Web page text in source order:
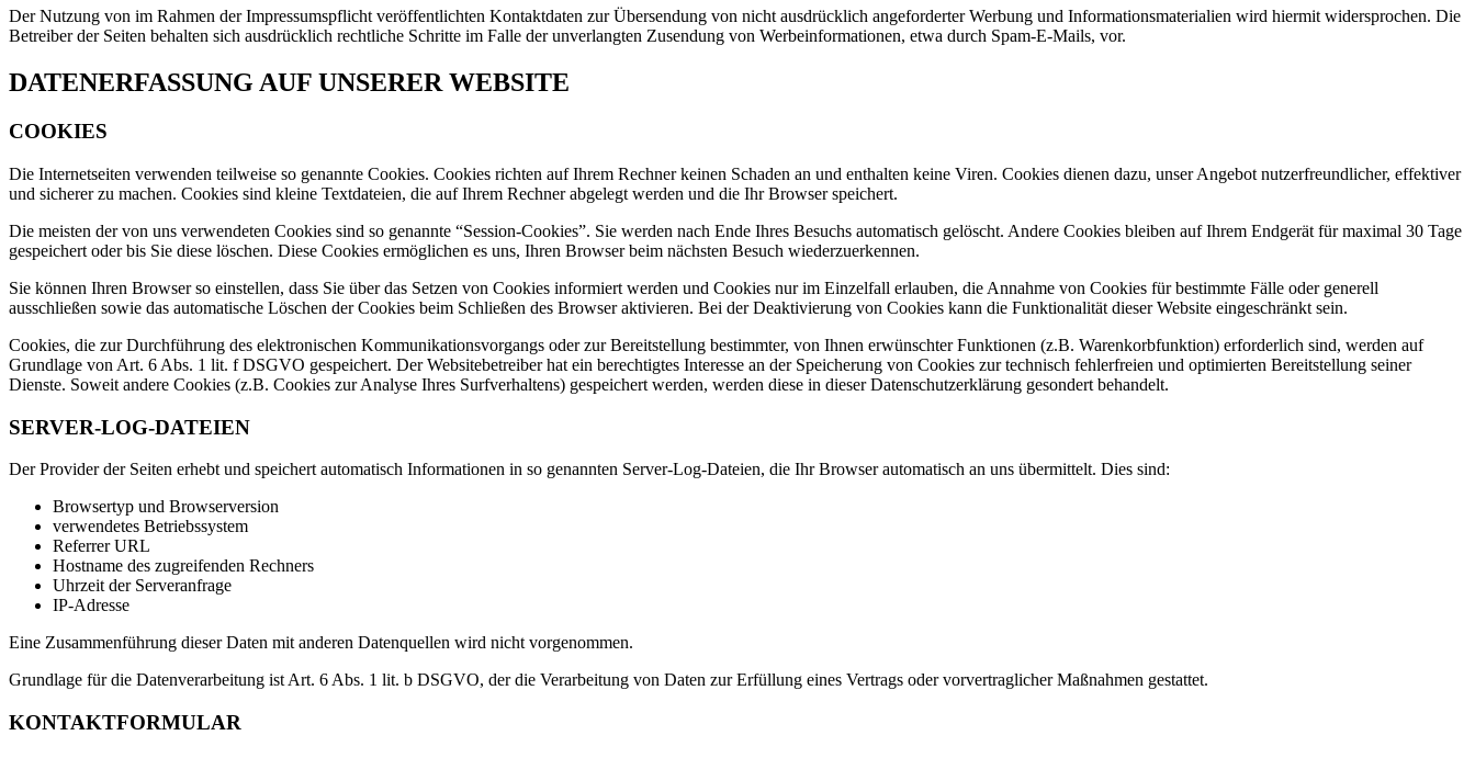
Der Nutzung von im Rahmen der Impressumspflicht veröffentlichten Kontaktdaten zur Übersendung von nicht ausdrücklich angeforderter Werbung und Informationsmaterialien wird hiermit widersprochen. Die
Betreiber der Seiten behalten sich ausdrücklich rechtliche Schritte im Falle der unverlangten Zusendung von Werbeinformationen, etwa durch Spam-E-Mails, vor.
DATENERFASSUNG AUF UNSERER WEBSITE
COOKIES
Die Internetseiten verwenden teilweise so genannte Cookies. Cookies richten auf Ihrem Rechner keinen Schaden an und enthalten keine Viren. Cookies dienen dazu, unser Angebot nutzerfreundlicher, effektiver
und sicherer zu machen. Cookies sind kleine Textdateien, die auf Ihrem Rechner abgelegt werden und die Ihr Browser speichert.
Die meisten der von uns verwendeten Cookies sind so genannte “Session-Cookies”. Sie werden nach Ende Ihres Besuchs automatisch gelöscht. Andere Cookies bleiben auf Ihrem Endgerät für maximal 30 Tage
gespeichert oder bis Sie diese löschen. Diese Cookies ermöglichen es uns, Ihren Browser beim nächsten Besuch wiederzuerkennen.
Sie können Ihren Browser so einstellen, dass Sie über das Setzen von Cookies informiert werden und Cookies nur im Einzelfall erlauben, die Annahme von Cookies für bestimmte Fälle oder generell
ausschließen sowie das automatische Löschen der Cookies beim Schließen des Browser aktivieren. Bei der Deaktivierung von Cookies kann die Funktionalität dieser Website eingeschränkt sein.
Cookies, die zur Durchführung des elektronischen Kommunikationsvorgangs oder zur Bereitstellung bestimmter, von Ihnen erwünschter Funktionen (z.B. Warenkorbfunktion) erforderlich sind, werden auf
Grundlage von Art. 6 Abs. 1 lit. f DSGVO gespeichert. Der Websitebetreiber hat ein berechtigtes Interesse an der Speicherung von Cookies zur technisch fehlerfreien und optimierten Bereitstellung seiner
Dienste. Soweit andere Cookies (z.B. Cookies zur Analyse Ihres Surfverhaltens) gespeichert werden, werden diese in dieser Datenschutzerklärung gesondert behandelt.
SERVER-LOG-DATEIEN
Der Provider der Seiten erhebt und speichert automatisch Informationen in so genannten Server-Log-Dateien, die Ihr Browser automatisch an uns übermittelt. Dies sind:
Browsertyp und Browserversion
verwendetes Betriebssystem
Referrer URL
Hostname des zugreifenden Rechners
Uhrzeit der Serveranfrage
IP-Adresse
Eine Zusammenführung dieser Daten mit anderen Datenquellen wird nicht vorgenommen.
Grundlage für die Datenverarbeitung ist Art. 6 Abs. 1 lit. b DSGVO, der die Verarbeitung von Daten zur Erfüllung eines Vertrags oder vorvertraglicher Maßnahmen gestattet.
KONTAKTFORMULAR